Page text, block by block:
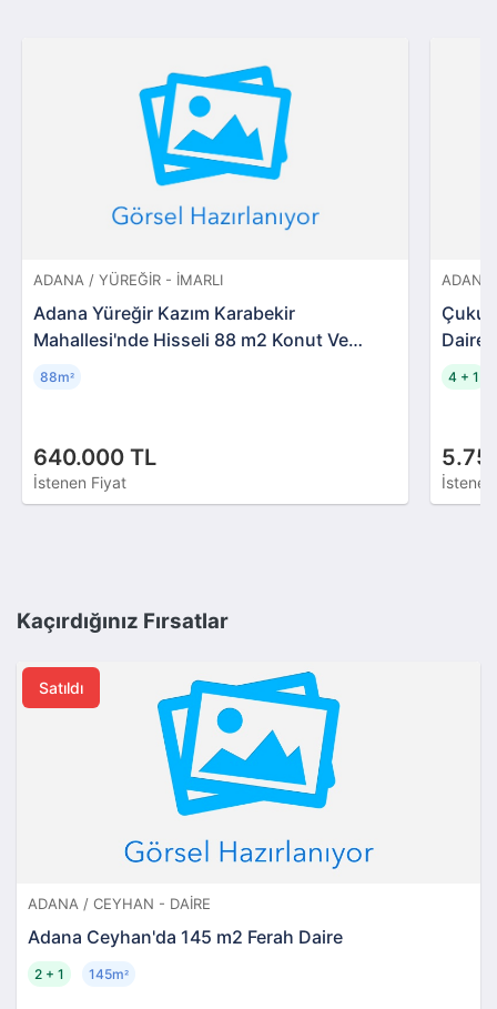
ADANA / YÜREĞIR - İMARLI
Adana Yüreğir Kazım Karabekir
Mahallesi'nde Hisseli 88 m2 Konut Ve
Ticari İmarlı Arsa
640.000 TL
İstenen Fiyat
88m²
ADANA
Daire
4 + 1
Kaçırdığınız Fırsatlar
Satıldı
ADANA / CEYHAN - DAIRE
Adana Ceyhan'da 145 m2 Ferah Daire
2 + 1 145m²